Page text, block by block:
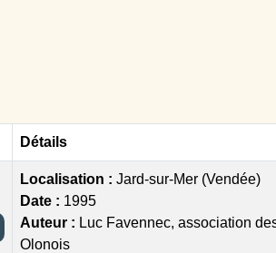
Détails
Localisation : Jard-sur-Mer (Vendée)
Date : 1995
Auteur : Luc Favennec, association
Olonois